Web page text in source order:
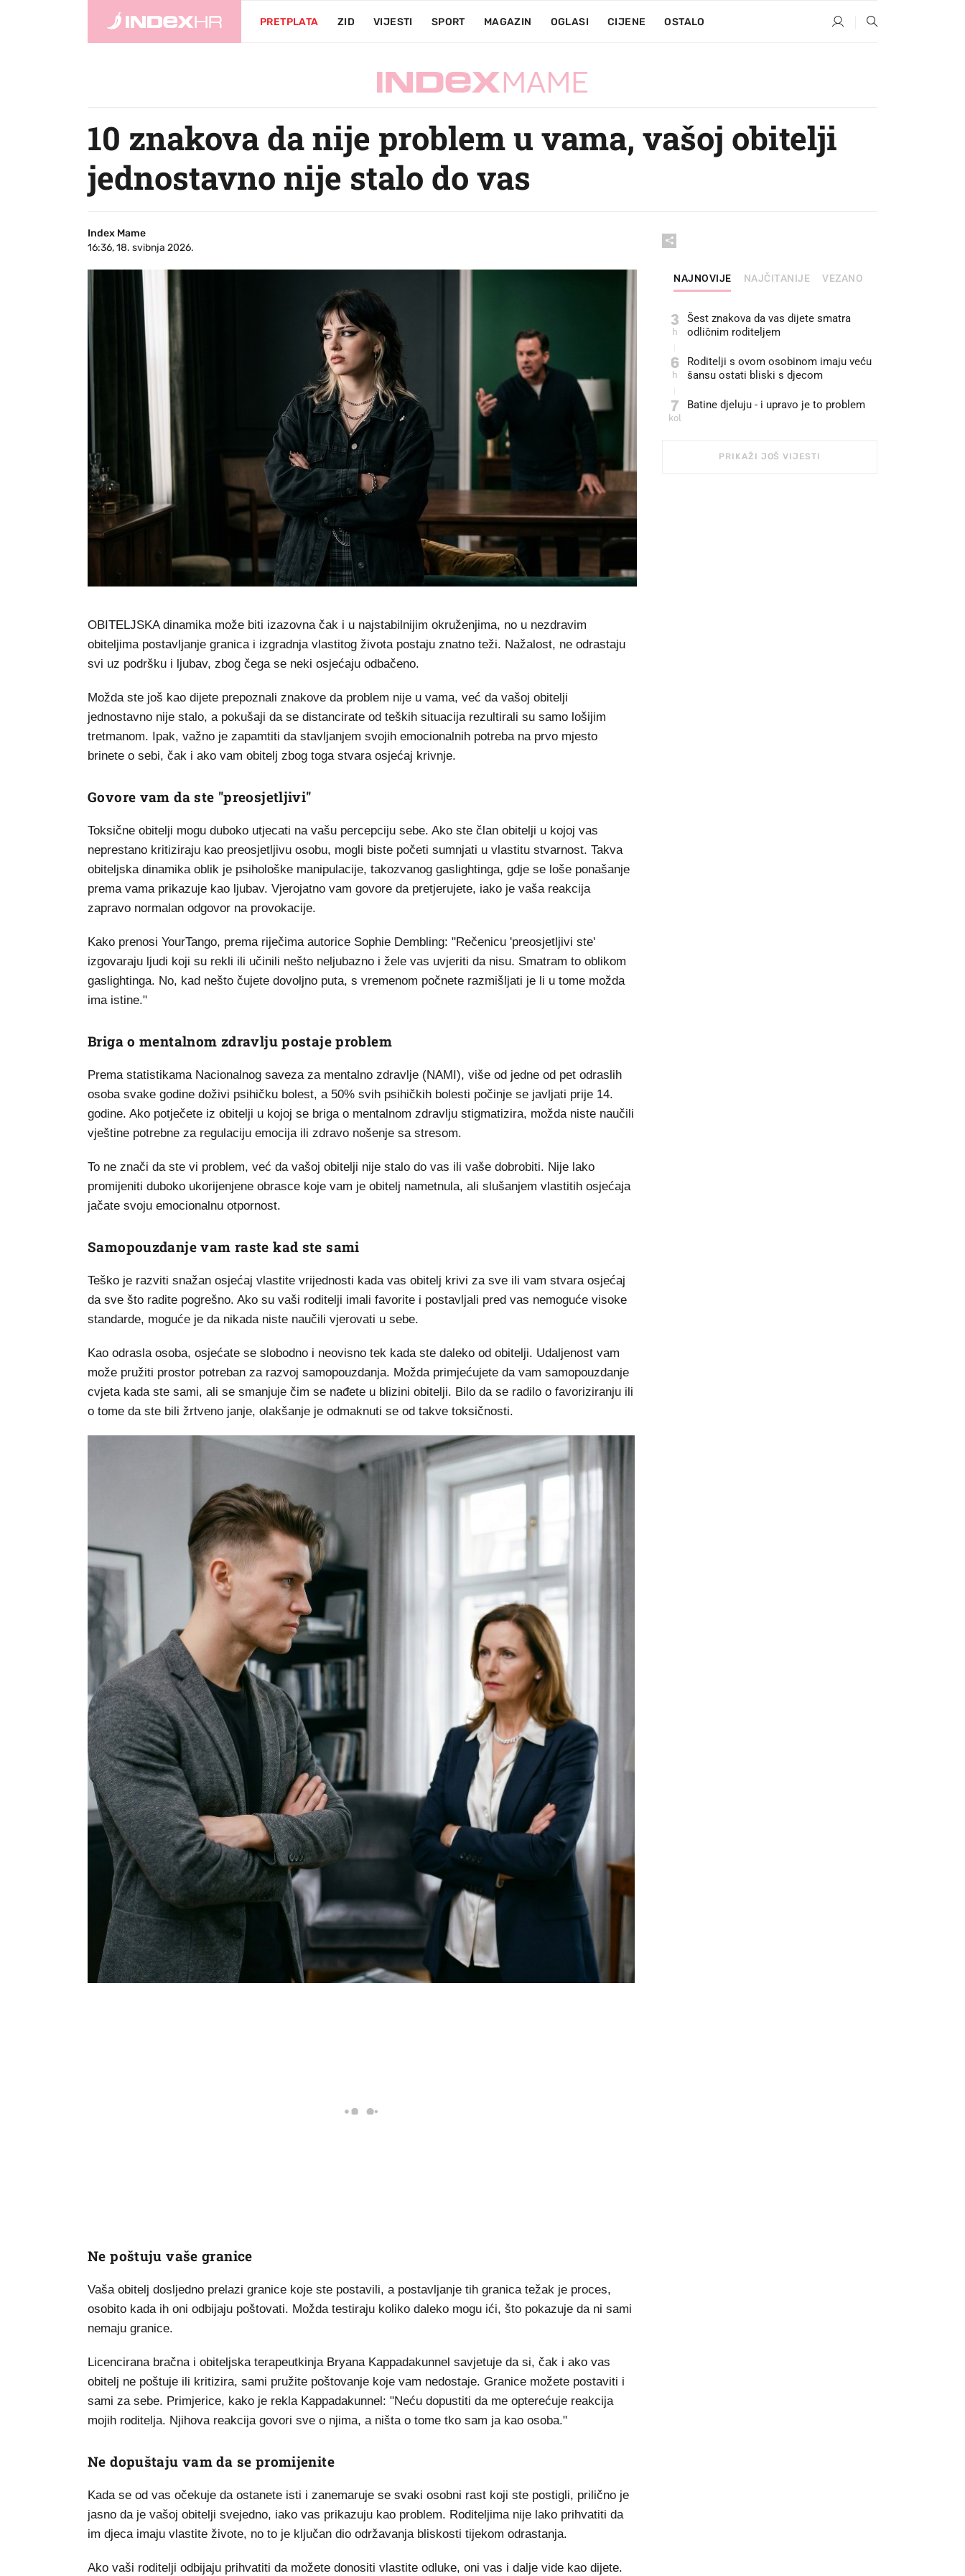
PRETPLATA ZID VIJESTI SPORT MAGAZIN OGLASI CIJENE OSTALO
10 znakova da nije problem u vama, vašoj obitelji
jednostavno nije stalo do vas
Index Mame
16:36, 18. svibnja 2026.
OBITELJSKA dinamika može biti izazovna čak i u najstabilnijim okruženjima, no u nezdravim
obiteljima postavljanje granica i izgradnja vlastitog života postaju znatno teži. Nažalost, ne odrastaju
svi uz podršku i ljubav, zbog čega se neki osjećaju odbačeno.
Možda ste još kao dijete prepoznali znakove da problem nije u vama, već da vašoj obitelji
jednostavno nije stalo, a pokušaji da se distancirate od teških situacija rezultirali su samo lošijim
tretmanom. Ipak, važno je zapamtiti da stavljanjem svojih emocionalnih potreba na prvo mjesto
brinete o sebi, čak i ako vam obitelj zbog toga stvara osjećaj krivnje.
Govore vam da ste "preosjetljivi"
Toksične obitelji mogu duboko utjecati na vašu percepciju sebe. Ako ste član obitelji u kojoj vas
neprestano kritiziraju kao preosjetljivu osobu, mogli biste početi sumnjati u vlastitu stvarnost. Takva
obiteljska dinamika oblik je psihološke manipulacije, takozvanog gaslightinga, gdje se loše ponašanje
prema vama prikazuje kao ljubav. Vjerojatno vam govore da pretjerujete, iako je vaša reakcija
zapravo normalan odgovor na provokacije.
Kako prenosi YourTango, prema riječima autorice Sophie Dembling: "Rečenicu 'preosjetljivi ste'
izgovaraju ljudi koji su rekli ili učinili nešto neljubazno i žele vas uvjeriti da nisu. Smatram to oblikom
gaslightinga. No, kad nešto čujete dovoljno puta, s vremenom počnete razmišljati je li u tome možda
ima istine."
Briga o mentalnom zdravlju postaje problem
Prema statistikama Nacionalnog saveza za mentalno zdravlje (NAMI), više od jedne od pet odraslih
osoba svake godine doživi psihičku bolest, a 50% svih psihičkih bolesti počinje se javljati prije 14.
godine. Ako potječete iz obitelji u kojoj se briga o mentalnom zdravlju stigmatizira, možda niste naučili
vještine potrebne za regulaciju emocija ili zdravo nošenje sa stresom.
To ne znači da ste vi problem, već da vašoj obitelji nije stalo do vas ili vaše dobrobiti. Nije lako
promijeniti duboko ukorijenjene obrasce koje vam je obitelj nametnula, ali slušanjem vlastitih osjećaja
jačate svoju emocionalnu otpornost.
Samopouzdanje vam raste kad ste sami
Teško je razviti snažan osjećaj vlastite vrijednosti kada vas obitelj krivi za sve ili vam stvara osjećaj
da sve što radite pogrešno. Ako su vaši roditelji imali favorite i postavljali pred vas nemoguće visoke
standarde, moguće je da nikada niste naučili vjerovati u sebe.
Kao odrasla osoba, osjećate se slobodno i neovisno tek kada ste daleko od obitelji. Udaljenost vam
može pružiti prostor potreban za razvoj samopouzdanja. Možda primjećujete da vam samopouzdanje
cvjeta kada ste sami, ali se smanjuje čim se nađete u blizini obitelji. Bilo da se radilo o favoriziranju ili
o tome da ste bili žrtveno janje, olakšanje je odmaknuti se od takve toksičnosti.
Ne poštuju vaše granice
Vaša obitelj dosljedno prelazi granice koje ste postavili, a postavljanje tih granica težak je proces,
osobito kada ih oni odbijaju poštovati. Možda testiraju koliko daleko mogu ići, što pokazuje da ni sami
nemaju granice.
Licencirana bračna i obiteljska terapeutkinja Bryana Kappadakunnel savjetuje da si, čak i ako vas
obitelj ne poštuje ili kritizira, sami pružite poštovanje koje vam nedostaje. Granice možete postaviti i
sami za sebe. Primjerice, kako je rekla Kappadakunnel: "Neću dopustiti da me opterećuje reakcija
mojih roditelja. Njihova reakcija govori sve o njima, a ništa o tome tko sam ja kao osoba."
Ne dopuštaju vam da se promijenite
Kada se od vas očekuje da ostanete isti i zanemaruje se svaki osobni rast koji ste postigli, prilično je
jasno da je vašoj obitelji svejedno, iako vas prikazuju kao problem. Roditeljima nije lako prihvatiti da
im djeca imaju vlastite živote, no to je ključan dio održavanja bliskosti tijekom odrastanja.
Ako vaši roditelji odbijaju prihvatiti da možete donositi vlastite odluke, oni vas i dalje vide kao dijete.
NAJNOVIJE NAJČITANIJE VEZANO
3
h
Šest znakova da vas dijete smatra
odličnim roditeljem
6
h
Roditelji s ovom osobinom imaju veću
šansu ostati bliski s djecom
7
kol
Batine djeluju - i upravo je to problem
PRIKAŽI JOŠ VIJESTI